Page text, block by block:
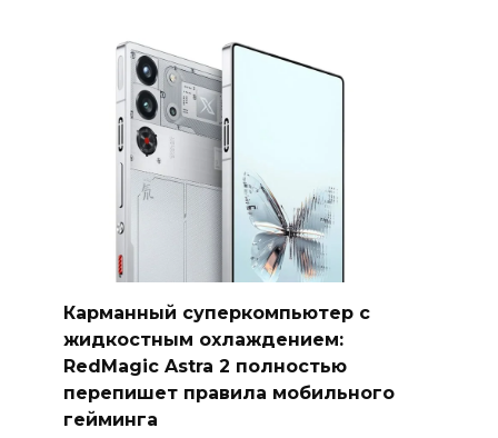
Карманный суперкомпьютер с
жидкостным охлаждением:
RedMagic Astra 2 полностью
перепишет правила мобильного
гейминга